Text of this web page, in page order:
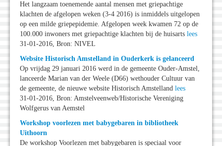
Het langzaam toenemende aantal mensen met griepachtige
klachten de afgelopen weken (3-4 2016) is inmiddels uitgelopen
op een milde griepepidemie. Afgelopen week kwamen 72 op de
100.000 inwoners met griepachtige klachten bij de huisarts lees
31-01-2016, Bron: NIVEL
Website Historisch Amstelland in Ouderkerk is gelanceerd
Op vrijdag 29 januari 2016 werd in de gemeente Ouder-Amstel,
lanceerde Marian van der Weele (D66) wethouder Cultuur van
de gemeente, de nieuwe website Historisch Amstelland lees
31-01-2016, Bron: Amstelveenweb/Historische Vereniging
Wolfgerus van Aemstel
Workshop voorlezen met babygebaren in bibliotheek
Uithoorn
De workshop Voorlezen met babygebaren is speciaal voor